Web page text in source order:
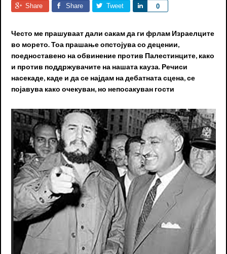
Share Share Tweet 0
Share
Често ме прашуваат дали сакам да ги фрлам Израелците
во морето. Тоа прашање опстојува со децении,
поедноставено на обвинение против Палестинците, како
и против поддржувачите на нашата кауза. Речиси
насекаде, каде и да се најдам на дебатната сцена, се
појавува како очекуван, но непосакуван гости